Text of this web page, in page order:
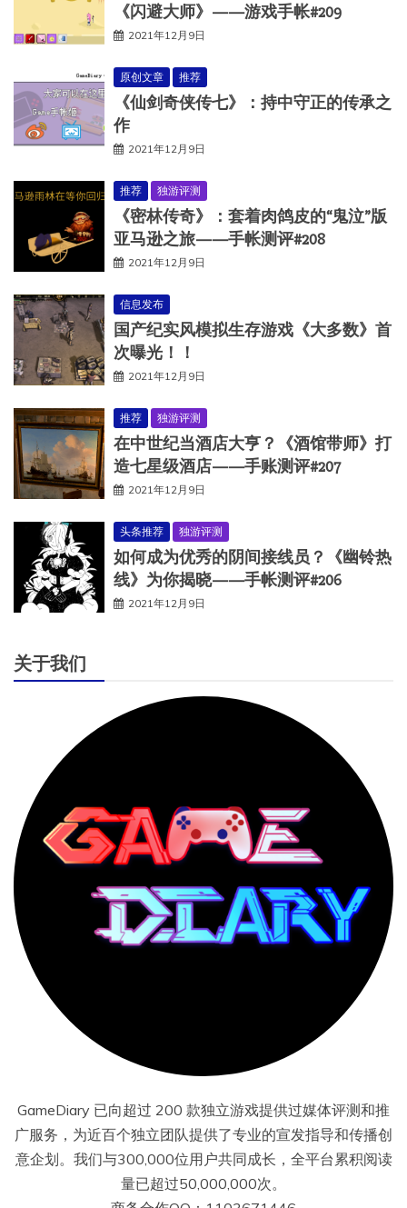
《闪避大师》——游戏手帐#209
2021年12月9日
原创文章 推荐
《仙剑奇侠传七》：持中守正的传承之
作
2021年12月9日
推荐 独游评测
《密林传奇》：套着肉鸽皮的“鬼泣”版
亚马逊之旅——手帐测评#208
2021年12月9日
信息发布
国产纪实风模拟生存游戏《大多数》首
次曝光！！
2021年12月9日
推荐 独游评测
在中世纪当酒店大亨？《酒馆带师》打
造七星级酒店——手账测评#207
2021年12月9日
头条推荐 独游评测
如何成为优秀的阴间接线员？《幽铃热
线》为你揭晓——手帐测评#206
2021年12月9日
关于我们
GameDiary 已向超过 200 款独立游戏提供过媒体评测和推
广服务，为近百个独立团队提供了专业的宣发指导和传播创
意企划。我们与300,000位用户共同成长，全平台累积阅读
量已超过50,000,000次。